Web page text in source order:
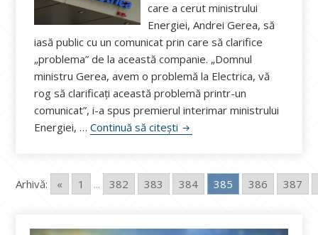
care a cerut ministrului
Energiei, Andrei Gerea, să
iasă public cu un comunicat prin care să clarifice
„problema” de la această companie. „Domnul
ministru Gerea, avem o problemă la Electrica, vă
rog să clarificaţi această problemă printr-un
comunicat”, i-a spus premierul interimar ministrului
Energiei, …Continuă să citești Cîmpeanu către Gerea:
Arhivă: « 1 ... 382 383 384 385 386 387